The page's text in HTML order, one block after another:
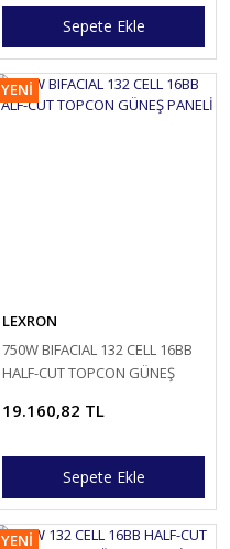
Sepete Ekle
YENİ
LEXRON
750W BIFACIAL 132 CELL 16BB
HALF-CUT TOPCON GÜNEŞ
19.160,82 TL
Sepete Ekle
YENİ